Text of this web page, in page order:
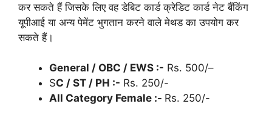
कर सकते हैं जिसके लिए वह डेबिट कार्ड क्रेडिट कार्ड नेट बैंकिंग
यूपीआई या अन्य पेमेंट भुगतान करने वाले मेथड का उपयोग कर
सकते हैं।
General / OBC / EWS :- Rs. 500/–
SC / ST / PH :- Rs. 250/-
All Category Female :- Rs. 250/-